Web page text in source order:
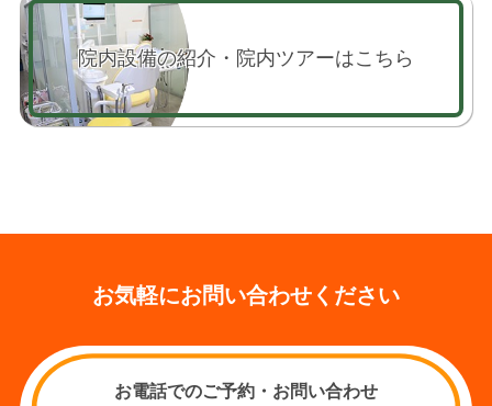
院内設備の紹介・院内ツアーはこちら
お気軽にお問い合わせください
お電話でのご予約・お問い合わせ